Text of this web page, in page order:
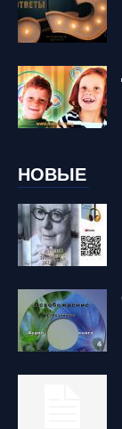
НОВЫЕ